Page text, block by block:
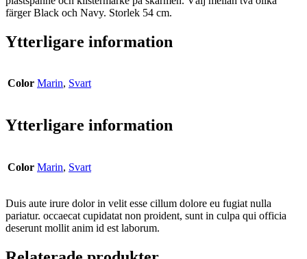
färger Black och Navy. Storlek 54 cm.
Ytterligare information
Color Marin, Svart
Ytterligare information
Color Marin, Svart
Duis aute irure dolor in velit esse cillum dolore eu fugiat nulla
pariatur. occaecat cupidatat non proident, sunt in culpa qui officia
deserunt mollit anim id est laborum.